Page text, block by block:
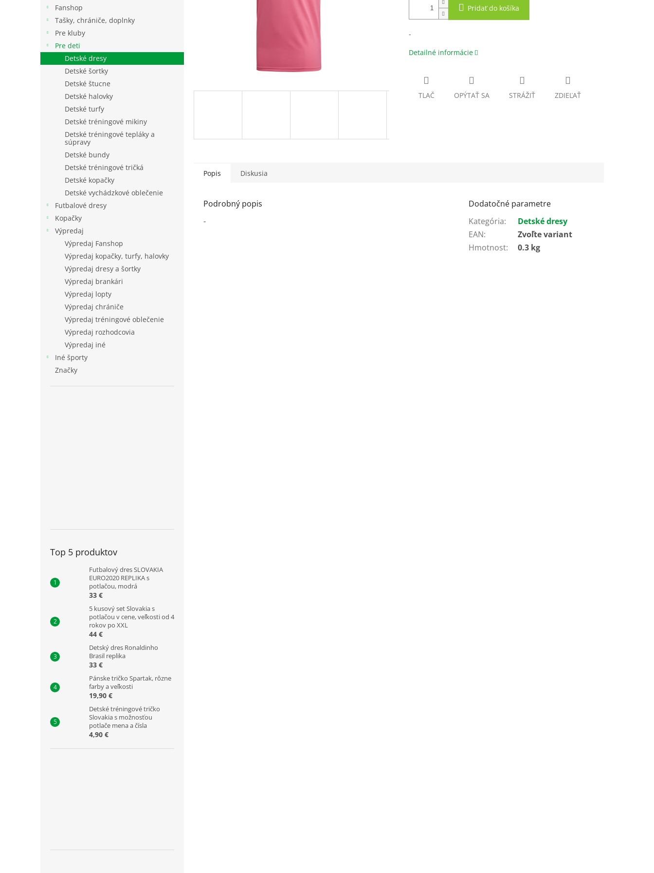
Fanshop
Tašky, chrániče, doplnky
Pre kluby
Pre deti
Detské dresy
Detské šortky
Detské štucne
Detské halovky
Detské turfy
Detské tréningové mikiny
Detské tréningové tepláky a
súpravy
Detské bundy
Detské tréningové tričká
Detské kopačky
Detské vychádzkové oblečenie
Futbalové dresy
Kopačky
Výpredaj
Výpredaj Fanshop
Výpredaj kopačky, turfy, halovky
Výpredaj dresy a šortky
Výpredaj brankári
Výpredaj lopty
Výpredaj chrániče
Výpredaj tréningové oblečenie
Výpredaj rozhodcovia
Výpredaj iné
Iné športy
Značky
Top 5 produktov
Futbalový dres SLOVAKIA
EURO2020 REPLIKA s
potlačou, modrá
33 €
5 kusový set Slovakia s
potlačou v cene, veľkosti od 4
rokov po XXL
44 €
Detský dres Ronaldinho
Brasil replika
33 €
Pánske tričko Spartak, rôzne
farby a veľkosti
19,90 €
Detské tréningové tričko
Slovakia s možnosťou
potlače mena a čísla
4,90 €
Pridať do košíka
-
Detailné informácie
TLAČ OPÝTAŤ SA STRÁŽIŤ ZDIEĽAŤ
Popis Diskusia
Podrobný popis
-
Dodatočné parametre
Kategória:
Detské dresy
EAN:
Zvoľte variant
Hmotnost: 0.3 kg